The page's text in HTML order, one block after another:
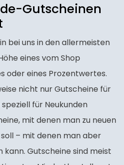
Gutscheinen
bei uns in den allermeisten
eines vom Shop
oder eines Prozentwertes.
nicht nur Gutscheine für
für Neukunden
mit denen man zu neuen
– mit denen man aber
Gutscheine sind meist